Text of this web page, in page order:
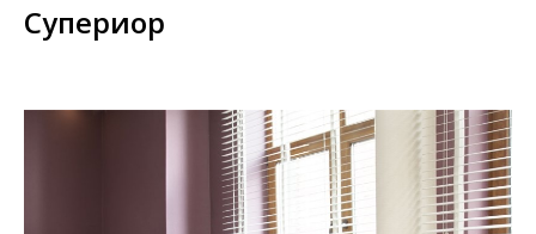
Супериор